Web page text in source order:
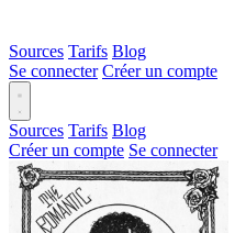
Sources Tarifs Blog
Se connecter Créer un compte
Sources Tarifs Blog
Créer un compte Se connecter